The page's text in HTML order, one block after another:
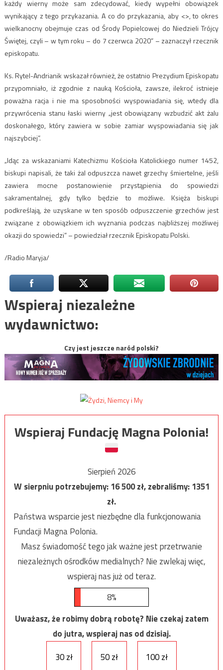
każdy wierny może sam zdecydować, kiedy wypełni obowiązek
wynikający z tego przykazania. A co do przykazania, aby <>, to okres
wielkanocny obejmuje czas od Środy Popielcowej do Niedzieli Trójcy
Świętej, czyli – w tym roku – do 7 czerwca 2020” – zaznaczył rzecznik
episkopatu.
Ks. Rytel-Andrianik wskazał również, że ostatnio Prezydium Episkopatu
przypomniało, iż zgodnie z nauką Kościoła, zawsze, ilekroć istnieje
poważna racja i nie ma sposobności wyspowiadania się, wtedy dla
przywrócenia stanu łaski wierny „jest obowiązany wzbudzić akt żalu
doskonałego, który zawiera w sobie zamiar wyspowiadania się jak
najszybciej”.
„Idąc za wskazaniami Katechizmu Kościoła Katolickiego numer 1452,
biskupi napisali, że taki żal odpuszcza nawet grzechy śmiertelne, jeśli
zawiera mocne postanowienie przystąpienia do spowiedzi
sakramentalnej, gdy tylko będzie to możliwe. Księża biskupi
podkreślają, że uzyskane w ten sposób odpuszczenie grzechów jest
związane z obowiązkiem ich wyznania podczas najbliższej możliwej
okazji do spowiedzi” – powiedział rzecznik Episkopatu Polski.
/Radio Maryja/
Wspieraj niezależne
wydawnictwo:
Czy jest jeszcze naród polski?
Wspieraj Fundację Magna Polonia!
Sierpień 2026
W sierpniu potrzebujemy:16 500zł, zebraliśmy:1351
zł.
Państwa wsparcie jest niezbędne dla funkcjonowania
Fundacji Magna Polonia.
Masz świadomość tego jak ważne jest przetrwanie
niezależnych ośrodków medialnych? Nie zwlekaj więc,
wspieraj nas już od teraz.
8%
Uważasz, że robimy dobrą robotę? Nie czekaj zatem
do jutra, wspieraj nas od dzisiaj.
30 zł
50 zł 100 zł